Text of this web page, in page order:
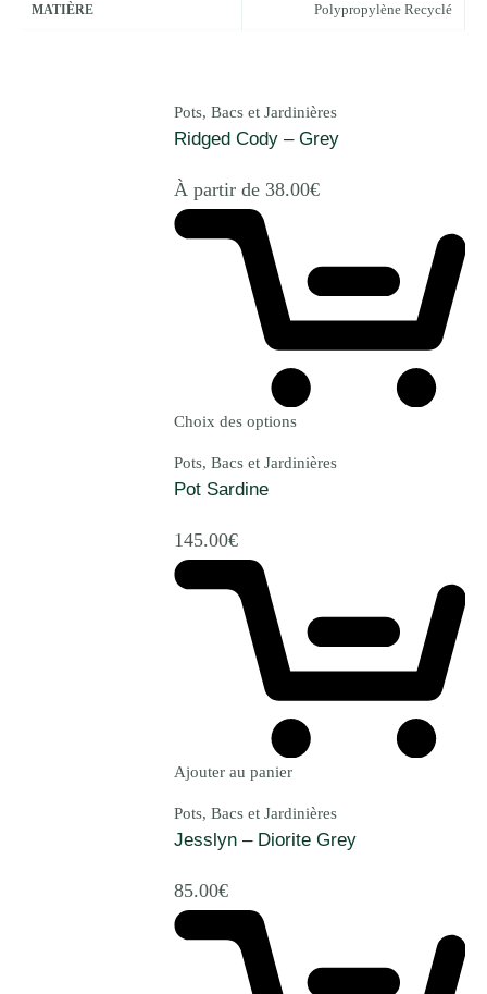
MATIÈRE Polypropylène Recyclé
Pots, Bacs et Jardinières
Ridged Cody – Grey
À partir de 38.00€
Choix des options
Pots, Bacs et Jardinières
Pot Sardine
145.00€
Ajouter au panier
Pots, Bacs et Jardinières
Jesslyn – Diorite Grey
85.00€